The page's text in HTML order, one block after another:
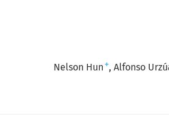
Nelson Hun + Alfonso